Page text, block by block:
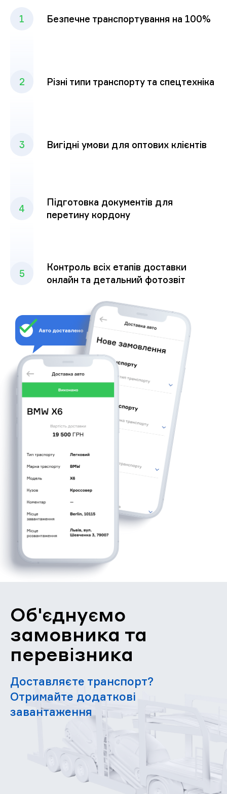
1 Безпечне транспортування на 100%
2 Різні типи транспорту та спецтехніка
3 Вигідні умови для оптових клієнтів
4
Підготовка документів для
перетину кордону
5
Контроль всіх етапів доставки
онлайн та детальний фотозвіт
Об'єднуємо
замовника та
перевізника
Доставляєте транспорт?
Отримайте додаткові
завантаження